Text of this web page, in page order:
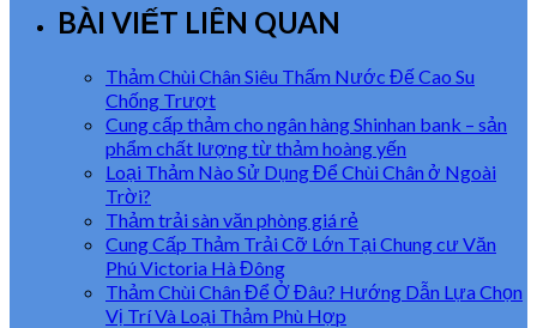
BÀI VIẾT LIÊN QUAN
Thảm Chùi Chân Siêu Thấm Nước Đế Cao Su
Chống Trượt
Cung cấp thảm cho ngân hàng Shinhan bank – sản
phẩm chất lượng từ thảm hoàng yến
Loại Thảm Nào Sử Dụng Để Chùi Chân ở Ngoài
Trời?
Thảm trải sàn văn phòng giá rẻ
Cung Cấp Thảm Trải Cỡ Lớn Tại Chung cư Văn
Phú Victoria Hà Đông
Thảm Chùi Chân Để Ở Đâu? Hướng Dẫn Lựa Chọn
Vị Trí Và Loại Thảm Phù Hợp